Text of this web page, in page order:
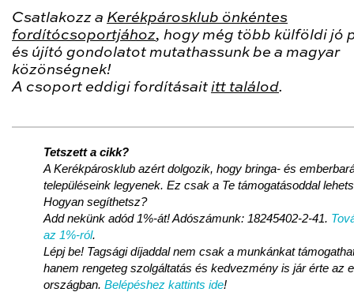
Csatlakozz a Kerékpárosklub önkéntes
fordítócsoportjához, hogy még több külföldi jó
és újító gondolatot mutathassunk be a magyar
közönségnek!
A csoport eddigi fordításait itt találod.
Tetszett a cikk?
A Kerékpárosklub azért dolgozik, hogy bringa- és
településeink legyenek. Ez csak a Te támogatásoddal
Hogyan segíthetsz?
Add nekünk adód 1%-át! Adószámunk: 18245402-2-41.
az 1%-ról.
Lépj be! Tagsági díjaddal nem csak a munkánkat
hanem rengeteg szolgáltatás és kedvezmény is jár érte az
országban. Belépéshez kattints ide!